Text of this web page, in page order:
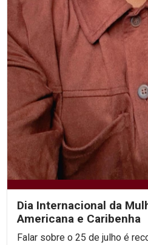
Dia Internacional da
Americana e Caribenha
Falar sobre o 25 de julho é